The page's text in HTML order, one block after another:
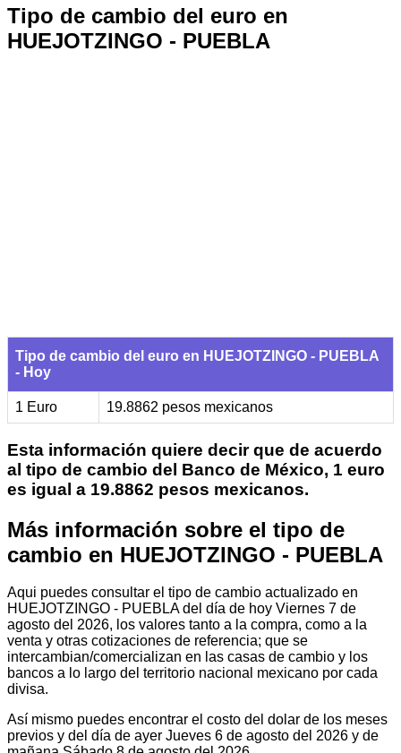
Tipo de cambio del euro en
HUEJOTZINGO - PUEBLA
Tipo de cambio del euro en HUEJOTZINGO - PUEBLA
- Hoy
1 Euro 19.8862 pesos mexicanos
Esta información quiere decir que de acuerdo
al tipo de cambio del Banco de México, 1 euro
es igual a 19.8862 pesos mexicanos.
Más información sobre el tipo de
cambio en HUEJOTZINGO - PUEBLA
Aqui puedes consultar el tipo de cambio actualizado en
HUEJOTZINGO - PUEBLA del día de hoy Viernes 7 de
agosto del 2026, los valores tanto a la compra, como a la
venta y otras cotizaciones de referencia; que se
intercambian/comercializan en las casas de cambio y los
bancos a lo largo del territorio nacional mexicano por cada
divisa.
Así mismo puedes encontrar el costo del dolar de los meses
previos y del día de ayer Jueves 6 de agosto del 2026 y de